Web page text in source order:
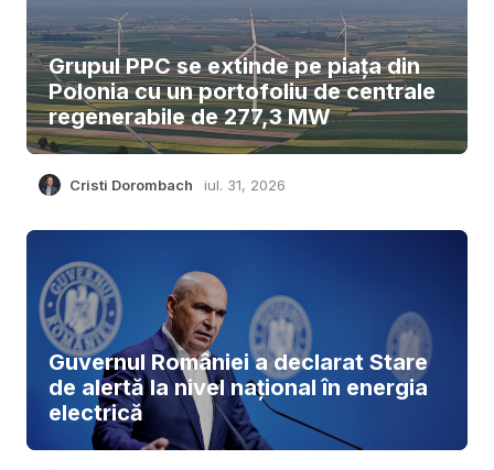
Grupul PPC se extinde pe piața din
Polonia cu un portofoliu de centrale
regenerabile de 277,3 MW
Cristi Dorombach iul. 31, 2026
Guvernul României a declarat Stare
de alertă la nivel național în energia
electrică